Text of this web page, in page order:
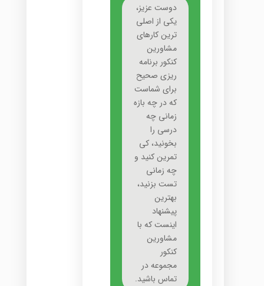
دوست عزیز،
یکی از اصلی
ترین کارهای
مشاورین
کنکور برنامه
ریزی صحیح
برای شماست
که در چه بازه
زمانی چه
درسی را
بخونید، کی
تمرین کنید و
چه زمانی
تست بزنید،
بهترین
پیشنهاد
اینست که با
مشاورین
کنکور
مجموعه در
تماس باشید.